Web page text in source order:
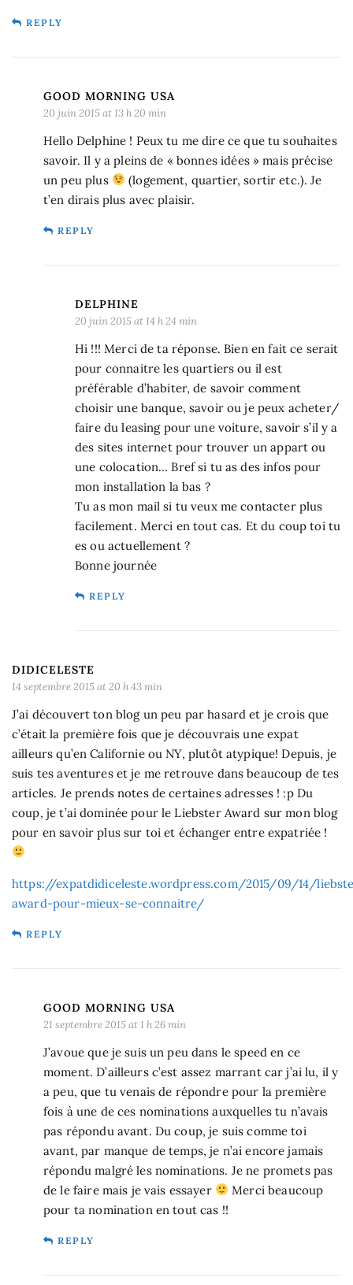
REPLY
GOOD MORNING USA
20 juin 2015 at 13 h 20 min
Hello Delphine ! Peux tu me dire ce que tu souhaites
savoir. Il y a pleins de « bonnes idées » mais précise
un peu plus
(logement, quartier, sortir etc.). Je
t’en dirais plus avec plaisir.
REPLY
DELPHINE
20 juin 2015 at 14 h 24 min
Hi !!! Merci de ta réponse. Bien en fait ce serait
pour connaitre les quartiers ou il est
préférable d’habiter, de savoir comment
choisir une banque, savoir ou je peux acheter/
faire du leasing pour une voiture, savoir s’il y a
des sites internet pour trouver un appart ou
une colocation… Bref si tu as des infos pour
mon installation la bas ?
Tu as mon mail si tu veux me contacter plus
facilement. Merci en tout cas. Et du coup toi tu
es ou actuellement ?
Bonne journée
REPLY
DIDICELESTE
14 septembre 2015 at 20 h 43 min
J’ai découvert ton blog un peu par hasard et je crois que
c’était la première fois que je découvrais une expat
ailleurs qu’en Californie ou NY, plutôt atypique! Depuis, je
suis tes aventures et je me retrouve dans beaucoup de tes
articles. Je prends notes de certaines adresses ! :p Du
coup, je t’ai dominée pour le Liebster Award sur mon blog
pour en savoir plus sur toi et échanger entre expatriée !
https://expatdidiceleste.wordpress.com/2015/09/14/
award-pour-mieux-se-connaitre/
REPLY
GOOD MORNING USA
21 septembre 2015 at 1 h 26 min
J’avoue que je suis un peu dans le speed en ce
moment. D’ailleurs c’est assez marrant car j’ai lu, il y
a peu, que tu venais de répondre pour la première
fois à une de ces nominations auxquelles tu n’avais
pas répondu avant. Du coup, je suis comme toi
avant, par manque de temps, je n’ai encore jamais
répondu malgré les nominations. Je ne promets pas
de le faire mais je vais essayer
Merci beaucoup
pour ta nomination en tout cas !!
REPLY